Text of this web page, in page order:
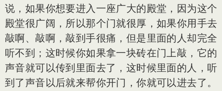
说，如果你想要进入一座广大的殿堂，因为这个
殿堂很广阔，所以那个门就很厚，如果你用手去
敲啊、敲啊，敲到手很痛，但是里面的人却完全
听不到；这时候你如果拿一块砖在门上敲，它的
声音就可以传到里面去了，这时候里面的人，听
到了声音以后就来帮你开门，你就可以进去了。